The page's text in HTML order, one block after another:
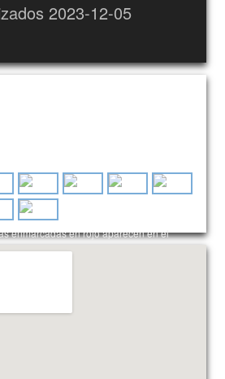
2023-12-05
enmarcadas en rojo aparecen en el